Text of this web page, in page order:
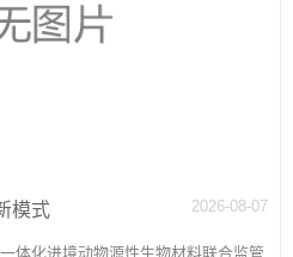
2026-08-07
模式
体化进境动物源性生物材料联合监管